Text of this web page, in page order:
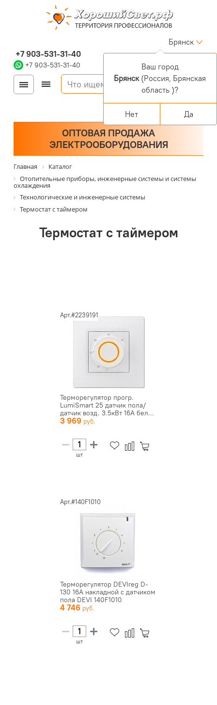
+7 903-531-31-40
+7 903-531-31-40
Брянск
Войти
Регистрация
Корзина
0 позиций
ОПТОВАЯ ПРОДАЖА
ЭЛЕКТРООБОРУДОВАНИЯ
Главная
Каталог
Отопительные приборы, инженерные системы и системы
охлаждения
Технологические и инженерные системы
Термостат с таймером
Термостат с таймером
Арт.#2239191
Терморегулятор прогр.
LumiSmart 25 датчик пола/
датчик возд. 3.5кВт 16А бел...
3 969
шт
Арт.#140F1010
Терморегулятор DEVIreg D-
130 16А накладной с датчиком
пола DEVI 140F1010
4 746
шт
Ваш город
Брянск(Россия, Брянская
область )?
Нет Да